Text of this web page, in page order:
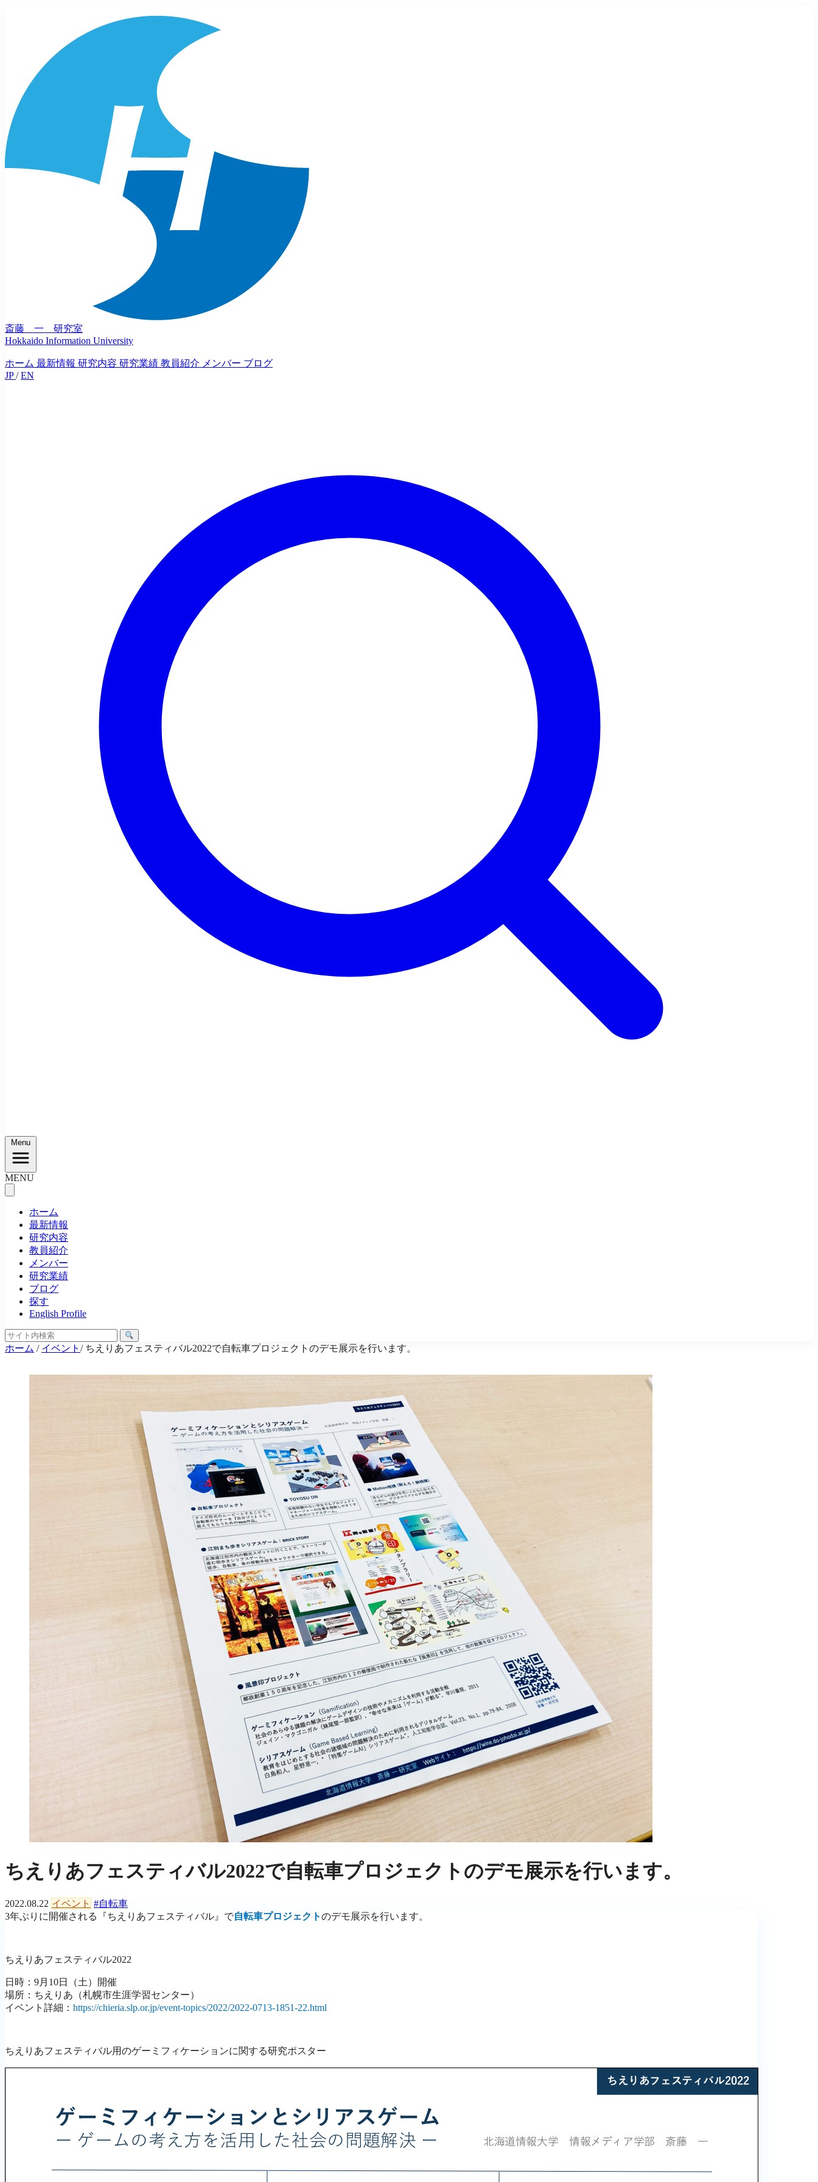
斎藤 一 研究室
Hokkaido Information University
ホーム 最新情報 研究内容 研究業績 教員紹介 メンバー ブログ
JP/ EN
Menu
MENU
ホーム
最新情報
研究内容
教員紹介
メンバー
研究業績
ブログ
探す
English Profile
ホーム / イベント / ちえりあフェスティバル2022で自転車プロジェクトのデモ展示を行います。
ちえりあフェスティバル2022で自転車プロジェクトのデモ展示を行います。
2022.08.22 イベント #自転車
3年ぶりに開催される『ちえりあフェスティバル』で自転車プロジェクトのデモ展示を行います。
ちえりあフェスティバル2022
日時：9月10日（土）開催
場所：ちえりあ（札幌市生涯学習センター）
イベント詳細： https://chieria.slp.or.jp/event-topics/2022/2022-0713-1851-22.html
ちえりあフェスティバル用のゲーミフィケーションに関する研究ポスター